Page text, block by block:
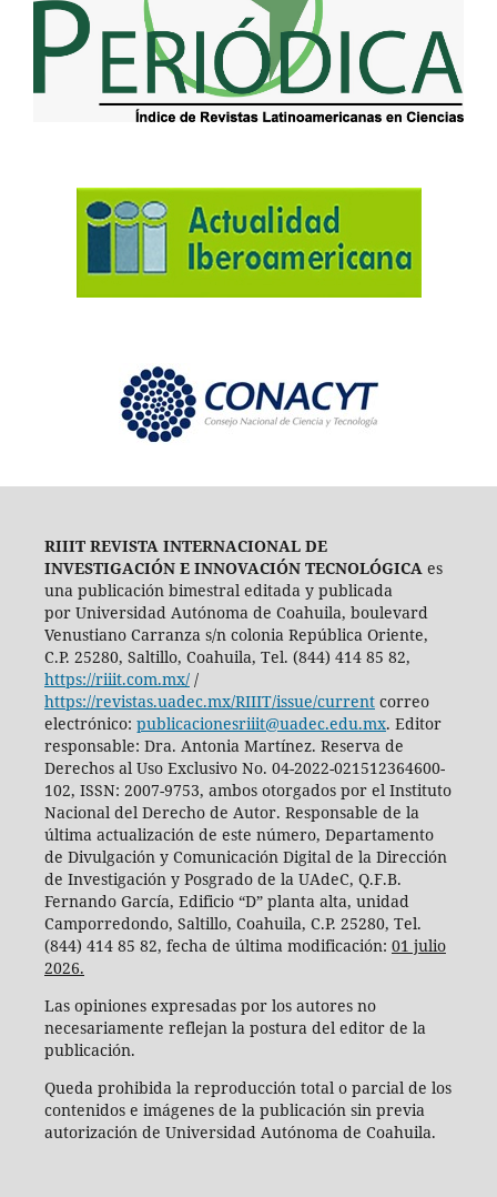
RIIIT REVISTA INTERNACIONAL DE
INVESTIGACIÓN E INNOVACIÓN TECNOLÓGICA es
una publicación bimestral editada y publicada
por Universidad Autónoma de Coahuila, boulevard
Venustiano Carranza s/n colonia República Oriente,
C.P. 25280, Saltillo, Coahuila, Tel. (844) 414 85 82,
https://riiit.com.mx//
https://revistas.uadec.mx/RIIIT/issue/currentcorreo
electrónico: publicacionesriiit@uadec.edu.mx. Editor
responsable: Dra. Antonia Martínez. Reserva de
Derechos al Uso Exclusivo No. 04-2022-021512364600-
102, ISSN: 2007-9753, ambos otorgados por el Instituto
Nacional del Derecho de Autor. Responsable de la
última actualización de este número, Departamento
de Divulgación y Comunicación Digital de la Dirección
de Investigación y Posgrado de la UAdeC, Q.F.B.
Fernando García, Edificio “D” planta alta, unidad
Camporredondo, Saltillo, Coahuila, C.P. 25280, Tel.
(844) 414 85 82, fecha de última modificación: 01 julio
2026.
Las opiniones expresadas por los autores no
necesariamente reflejan la postura del editor de la
publicación.
Queda prohibida la reproducción total o parcial de los
contenidos e imágenes de la publicación sin previa
autorización de Universidad Autónoma de Coahuila.